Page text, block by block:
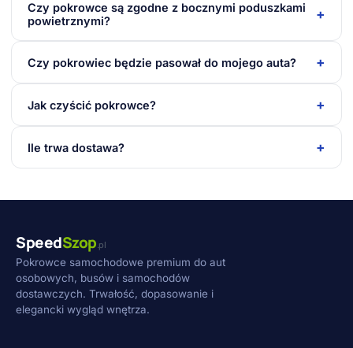
Czy pokrowce są zgodne z bocznymi poduszkami
powietrznymi?
+
Czy pokrowiec będzie pasował do mojego auta? +
Jak czyścić pokrowce? +
Ile trwa dostawa? +
SpeedSzop.pl
Pokrowce samochodowe premium do aut
osobowych, busów i samochodów
dostawczych. Trwałość, dopasowanie i
elegancki wygląd wnętrza.